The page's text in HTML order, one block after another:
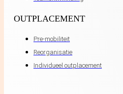
OUTPLACEMENT
Pre-mobiliteit
Reorganisatie
Individueel outplacement